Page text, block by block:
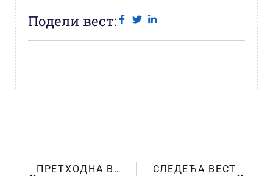
Подели вест:
ПРЕТХОДНА ВЕСТ СЛЕДЕЋА ВЕСТ